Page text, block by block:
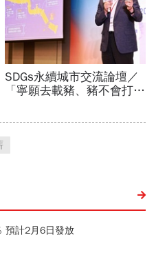
預計2月6日發放